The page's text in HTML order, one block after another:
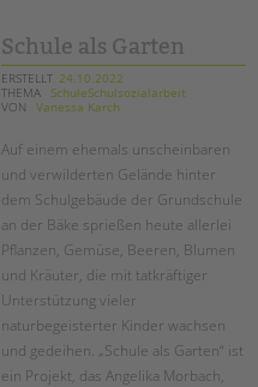
der
cauerschule
Schule als Garten
ERSTELLT 24.10.2022
THEMA SchuleSchulsozialarbeit
VON
Vanessa Karch
Auf einem ehemals unscheinbaren
und verwilderten Gelände hinter
dem Schulgebäude der Grundschule
an der Bäke sprießen heute allerlei
Pflanzen, Gemüse, Beeren, Blumen
und Kräuter, die mit tatkräftiger
Unterstützung vieler
naturbegeisterter Kinder wachsen
und gedeihen. „Schule als Garten“ ist
ein Projekt, das Angelika Morbach,